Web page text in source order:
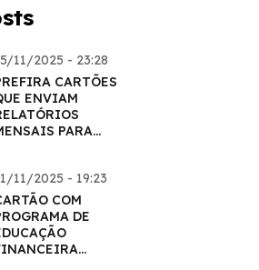
11/2025 - 23:28
CARTÕES
ENVIAM
PARA
11/2025 - 19:23
COM
DE